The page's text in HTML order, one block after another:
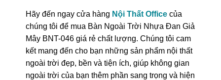
Hãy đến ngay cửa hàng Nội Thất Officecủa
chúng tôi để mua Bàn Ngoài Trời Nhựa Đan Giả
Mây BNT-046 giá rẻ chất lượng. Chúng tôi cam
kết mang đến cho bạn những sản phẩm nội thất
ngoài trời đẹp, bền và tiện ích, giúp không gian
ngoài trời của bạn thêm phần sang trọng và hiện